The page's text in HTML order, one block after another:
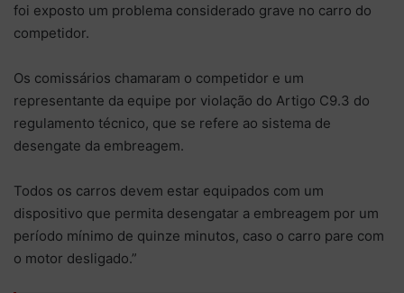
foi exposto um problema considerado grave no carro do
competidor.
Os comissários chamaram o competidor e um
representante da equipe por violação do Artigo C9.3 do
regulamento técnico, que se refere ao sistema de
desengate da embreagem.
Todos os carros devem estar equipados com um
dispositivo que permita desengatar a embreagem por um
período mínimo de quinze minutos, caso o carro pare com
o motor desligado.”